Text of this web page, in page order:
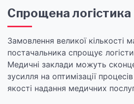
Спрощена логістика
Замовлення великої кількості
постачальника спрощує
Медичні заклади можуть
зусилля на оптимізації
якості надання медичних